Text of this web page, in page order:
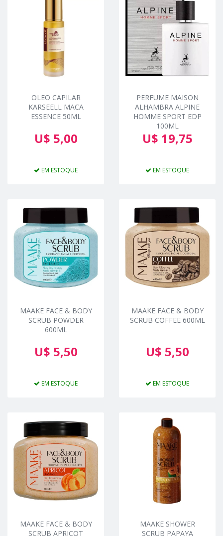
OLEO CAPILAR
KARSEELL MACA
ESSENCE 50ML
U$ 5,00
EM ESTOQUE
PERFUME MAISON
ALHAMBRA ALPINE
HOMME SPORT EDP
100ML
U$ 19,75
EM ESTOQUE
MAAKE FACE & BODY
SCRUB POWDER
600ML
U$ 5,50
EM ESTOQUE
MAAKE FACE & BODY
SCRUB COFFEE 600ML
U$ 5,50
EM ESTOQUE
MAAKE FACE & BODY
SCRUB APRICOT
MAAKE SHOWER
SCRUB PAPAYA